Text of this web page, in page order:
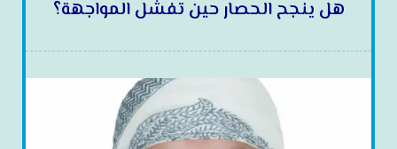
هل ينجح الحصار حين تفشل المواجهة؟